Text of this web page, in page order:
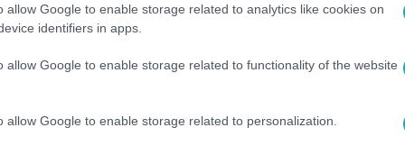
allow Google to enable storage related to analytics like cookies on
identifiers in apps.
allow Google to enable storage related to functionality of the website
allow Google to enable storage related to personalization.
pénzéből épült vadászház, a
pénzből épült munkásszálló Újszentivánon, amit a
jelent meg a tárgyaláson.